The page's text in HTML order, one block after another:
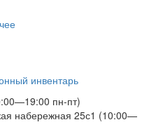
инвентарь
пн-пт)
набережная 25с1 (10:00—